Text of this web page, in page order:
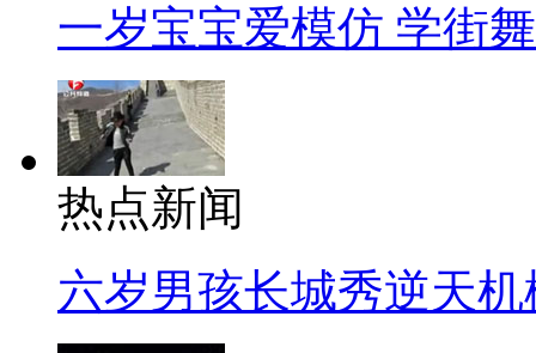
一岁宝宝爱模仿 学街
热点新闻
六岁男孩长城秀逆天机